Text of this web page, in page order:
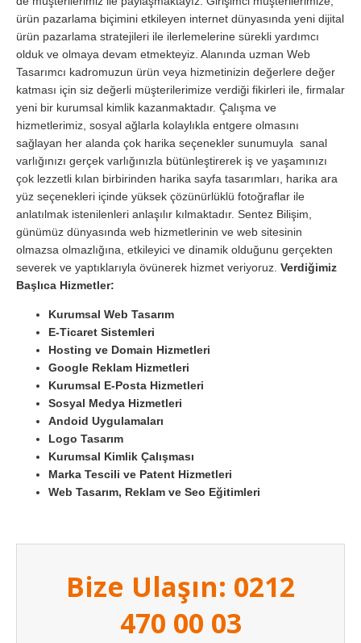
ürün pazarlama biçimini etkileyen internet dünyasında yeni dijital
ürün pazarlama stratejileri ile ilerlemelerine sürekli yardımcı
olduk ve olmaya devam etmekteyiz. Alanında uzman Web
Tasarımcı kadromuzun ürün veya hizmetinizin değerlere değer
katması için siz değerli müşterilerimize verdiği fikirleri ile, firmalar
yeni bir kurumsal kimlik kazanmaktadır. Çalışma ve
hizmetlerimiz, sosyal ağlarla kolaylıkla entgere olmasını
sağlayan her alanda çok harika seçenekler sunumuyla sanal
varlığınızı gerçek varlığınızla bütünleştirerek iş ve yaşamınızı
çok lezzetli kılan birbirinden harika sayfa tasarımları, harika ara
yüz seçenekleri içinde yüksek çözünürlüklü fotoğraflar ile
anlatılmak istenilenleri anlaşılır kılmaktadır. Sentez Bilişim,
günümüz dünyasında web hizmetlerinin ve web sitesinin
olmazsa olmazlığına, etkileyici ve dinamik olduğunu gerçekten
severek ve yaptıklarıyla övünerek hizmet veriyoruz. Verdiğimiz
Başlıca Hizmetler:
Kurumsal Web Tasarım
E-Ticaret Sistemleri
Hosting ve Domain Hizmetleri
Google Reklam Hizmetleri
Kurumsal E-Posta Hizmetleri
Sosyal Medya Hizmetleri
Andoid Uygulamaları
Logo Tasarım
Kurumsal Kimlik Çalışması
Marka Tescili ve Patent Hizmetleri
Web Tasarım, Reklam ve Seo Eğitimleri
Bize Ulaşın: 0212
470 00 03